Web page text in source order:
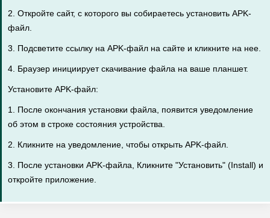
2. Откройте сайт, с которого вы собираетесь установить APK-
файл.
3. Подсветите ссылку на APK-файл на сайте и кликните на нее.
4. Браузер инициирует скачивание файла на ваше планшет.
Установите APK-файл:
1. После окончания установки файла, появится уведомление
об этом в строке состояния устройства.
2. Кликните на уведомление, чтобы открыть APK-файл.
3. После установки APK-файла, Кликните "Установить" (Install) и
откройте приложение.